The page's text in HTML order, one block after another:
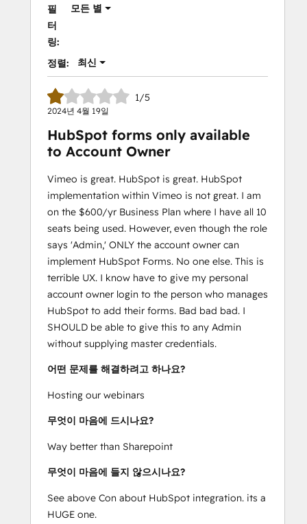
필
터
링:
모든 별
정렬: 최신
1/5
2024년 4월 19일
HubSpot forms only available
to Account Owner
Vimeo is great. HubSpot is great. HubSpot
implementation within Vimeo is not great. I am
on the $600/yr Business Plan where I have all 10
seats being used. However, even though the role
says 'Admin,' ONLY the account owner can
implement HubSpot Forms. No one else. This is
terrible UX. I know have to give my personal
account owner login to the person who manages
HubSpot to add their forms. Bad bad bad. I
SHOULD be able to give this to any Admin
without supplying master credentials.
어떤 문제를 해결하려고 하나요?
Hosting our webinars
무엇이 마음에 드시나요?
Way better than Sharepoint
무엇이 마음에 들지 않으시나요?
See above Con about HubSpot integration. its a
HUGE one.